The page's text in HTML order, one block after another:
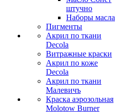
штучно
Наборы масла
Пигменты
Акрил по ткани
Decola
Витражные краски
Акрил по коже
Decola
Акрил по ткани
Малевичъ
Краска аэрозольная
Molotow Burner